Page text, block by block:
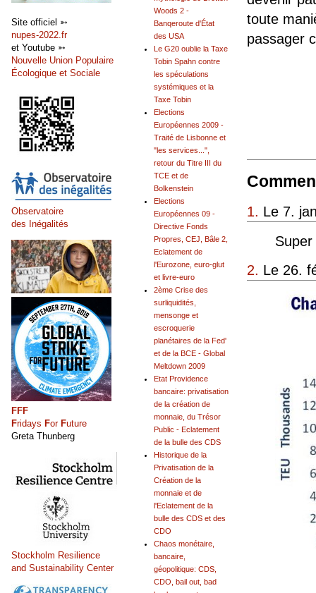
toute
passager
1. Le 7.
2. Le 26.
Woods 2 -
Banqeroute d'État
des USA
Le G20 oublie la Taxe
Tobin Spahn contre
les spéculations
systémiques et la
Taxe Tobin
Elections
Européennes 2009 -
Traité de Lisbonne et
"les services...",
retour du Titre III du
TCE et de
Bolkenstein
Elections
Européennes 09 -
Directive Fonds
Propres, CEJ, Bâle 2,
Eclatement de
l'Eurozone, euro-glut
et livre-euro
2ème Crise des
surliquidités,
mensonge et
escroquerie
planétaires de la Fed'
et de la BCE - Global
Meltdown 2009
Etat Providence
bancaire: privatisation
de la création de
monnaie, du Trésor
Public - Eclatement
de la bulle des CDS
Historique de la
Privatisation de la
Création de la
monnaie et de
l'Eclatement de la
bulle des CDS et des
CDO
Chaos monétaire,
bancaire,
géopolitique: CDS,
CDO, bail out, bad
Site officiel ➳
nupes-2022.fr
et Youtube ➳
Nouvelle Union Populaire
Écologique et Sociale
Observatoire
des Inégalités
FFF
Fridays For Future
Greta Thunberg
Stockholm Resilience
and Sustainability Center